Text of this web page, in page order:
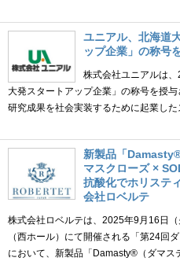
ユニアル、北海道
ップ企業」の称号
株式会社ユニアルは
大発スタートアップ企業」の称号を授
研究成果を社会実装するために起業し
新製品「
マスクローズ ×
抗酸化でホリステ
会社ロベルテ
株式会社ロベルテは、2025年9月16日
（西ホール）にて開催される「第24回
において、新製品「Damasty®（ダマ